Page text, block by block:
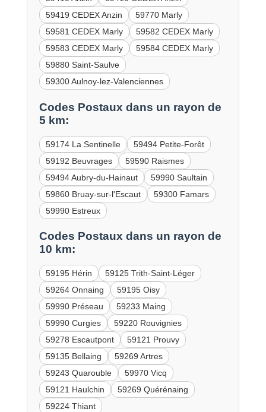
59419 CEDEX Anzin
59770 Marly
59581 CEDEX Marly
59582 CEDEX Marly
59583 CEDEX Marly
59584 CEDEX Marly
59880 Saint-Saulve
59300 Aulnoy-lez-Valenciennes
Codes Postaux dans un rayon de
5 km:
59174 La Sentinelle
59494 Petite-Forêt
59192 Beuvrages
59590 Raismes
59494 Aubry-du-Hainaut
59990 Saultain
59860 Bruay-sur-l'Escaut
59300 Famars
59990 Estreux
Codes Postaux dans un rayon de
10 km:
59195 Hérin
59125 Trith-Saint-Léger
59264 Onnaing
59195 Oisy
59990 Préseau
59233 Maing
59990 Curgies
59220 Rouvignies
59278 Escautpont
59121 Prouvy
59135 Bellaing
59269 Artres
59243 Quarouble
59970 Vicq
59121 Haulchin
59269 Quérénaing
59224 Thiant